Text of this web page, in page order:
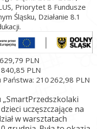
Priorytet 8 Fundusze
Śląsku, Działanie 8.1
PLN
PLN
210 262,98 PLN
uczęszczające na
w warsztatach